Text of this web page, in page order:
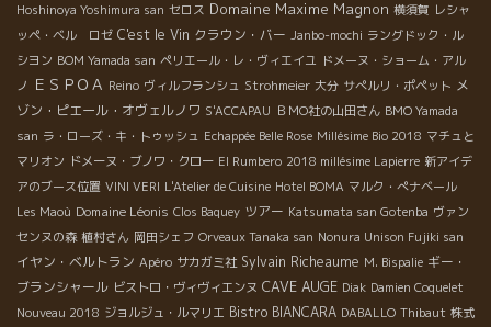
Hoshinoya Yoshimura san セロス Domaine Maxime Magnon 横須賀 レシャ
ッペ・ベル ロゼ C'est le Vin クラウン・バー Janbo-mochi ラングドック・ル
シヨン BOM Yamada san ペリエール・レ・ヴィエイユ ドメーヌ・ショーム・アル
ノ ＥＳＰＯＡ Reino ヴィルフランシュ Strohmeier 大分 サぺルリ・ポペット メ
ゾン・ピエール・オヴェルノワ S'ACCAPAU ＢＭО社の山田さん BMO Yamada
san ラ・ローズ・キ・トゥッシュ Echappée Belle Rose Millésime Bio 2018 マチュと
マリオン ドメーヌ・ブノワ・クロー El Rumbero 2018 millésime Lapierre 新アイデ
アのブース位置 VINI VERI L'Atelier de Cuisine Hotel BOMA マルク・ぺナベール
Les Maoù Domaine Léonis Clos Baquey ツアー Katsumata san Gotenba ヴァン
センヌの森 植村さん 岡田シェフ Orveaux Tanaka san Nonura Unison Fujiki san
イヤン・ベルトラン Apéro サカガミ社 Sylvain Richeaume M. Bispalie ギー・
ブランシャール ビストロ・ヴィヴィエンヌ CAVE AUGE Diak Damien Coquelet
Nouveau 2018 ジョルジュ・ルマリエ Bistro BIANCARA DABALLO Thibaut 株式